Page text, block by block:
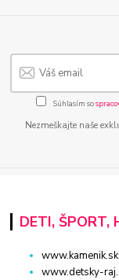
Súhlasím so
Nezmeškajte naše
DETI, ŠPORT,
www.kamenik.sk
www.detsky-